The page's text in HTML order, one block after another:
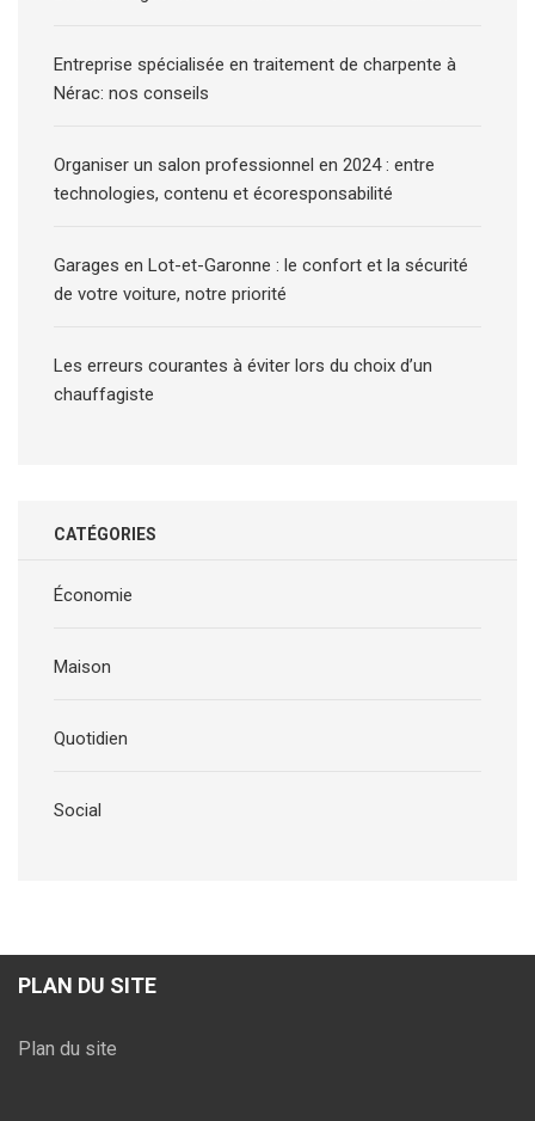
Entreprise spécialisée en traitement de charpente à
Nérac: nos conseils
Organiser un salon professionnel en 2024 : entre
technologies, contenu et écoresponsabilité
Garages en Lot-et-Garonne : le confort et la sécurité
de votre voiture, notre priorité
Les erreurs courantes à éviter lors du choix d’un
chauffagiste
CATÉGORIES
Économie
Maison
Quotidien
Social
PLAN DU SITE
Plan du site